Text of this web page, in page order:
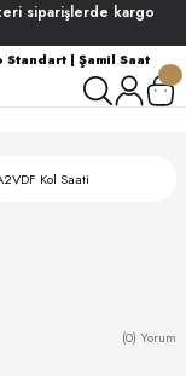
siparişlerde kargo
Kol Saati
(0) Yorum